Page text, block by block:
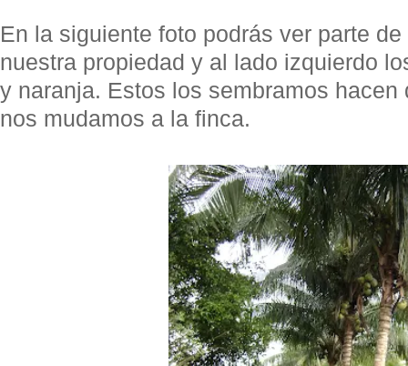
En la siguiente foto podrás ver parte
nuestra propiedad y al lado izquierdo
y naranja. Estos los sembramos
nos mudamos a la finca.